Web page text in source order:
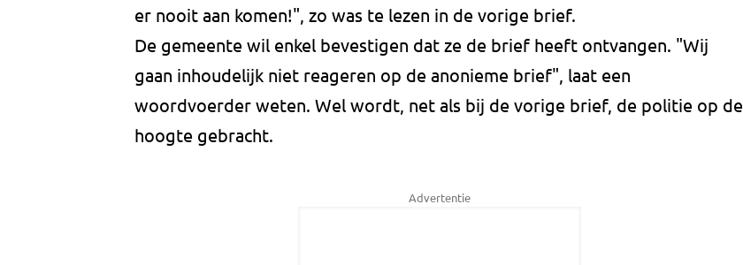
er nooit aan komen!", zo was te lezen in de vorige brief.
De gemeente wil enkel bevestigen dat ze de brief heeft ontvangen. "Wij
gaan inhoudelijk niet reageren op de anonieme brief", laat een
woordvoerder weten. Wel wordt, net als bij de vorige brief, de politie op de
hoogte gebracht.
Advertentie